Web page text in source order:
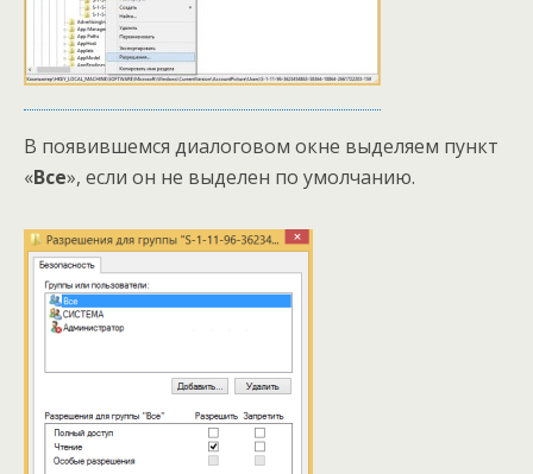
В появившемся диалоговом окне выделяем пункт
«Все», если он не выделен по умолчанию.